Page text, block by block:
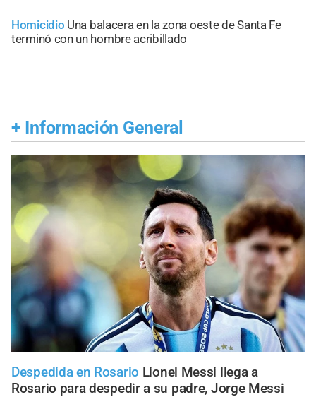
Homicidio Una balacera en la zona oeste de Santa Fe
terminó con un hombre acribillado
+ Información General
Despedida en Rosario Lionel Messi llega a
Rosario para despedir a su padre, Jorge Messi